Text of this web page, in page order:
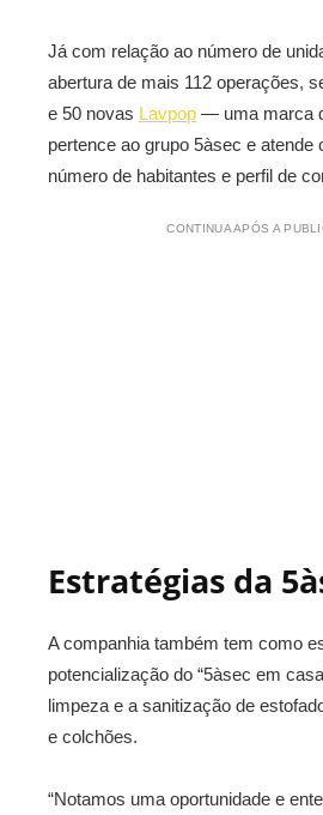
Já com relação ao número de
abertura de mais 112 operações,
e 50 novas Lavpop — uma marca
pertence ao grupo 5àsec e atende
número de habitantes e perfil de
CONTINUA APÓS A
Estratégias da
A companhia também tem como
potencialização do “5àsec em
limpeza e a sanitização de
e colchões.
“Notamos uma oportunidade e